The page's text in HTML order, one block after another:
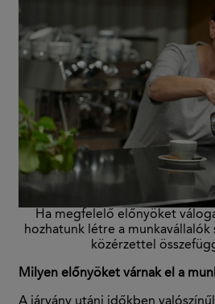
Ha megfelelő előnyöket
hozhatunk létre a munkavállalók
közérzettel
Milyen előnyöket várnak el a